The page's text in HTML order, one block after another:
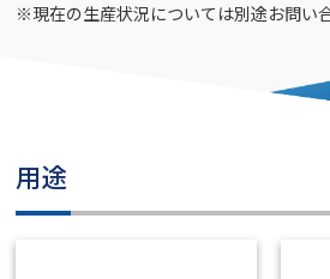
※現在の生産状況については別途お問い
用途